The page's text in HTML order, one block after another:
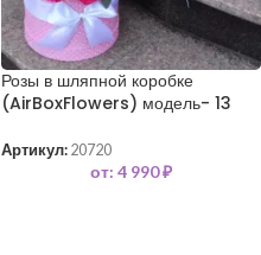
Розы в шляпной коробке
(AirBoxFlowers) модель- 13
Артикул: 20720
от: 4 990₽